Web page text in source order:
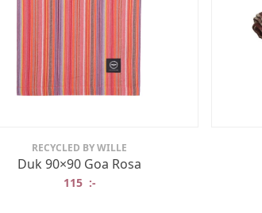
RECYCLED BY WILLE
Duk 90×90 Goa Rosa
115 :-